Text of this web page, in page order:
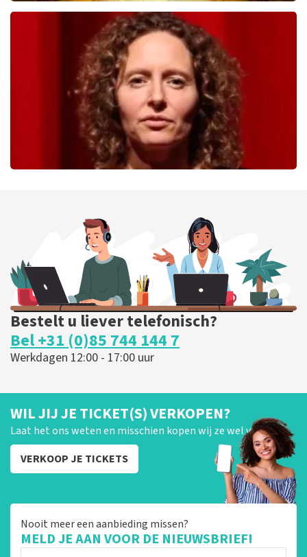
40 45 De Musical
laatste 30 minuten
BESTEL NU
BESTEL NU
Bestelt u liever telefonisch?
Bel +31 (0)85 744 144 7
Werkdagen 12:00 - 17:00 uur
WIL JIJ JE TICKET(S) VERKOPEN?
Laat het ons weten en misschien kopen wij ze wel van je!
VERKOOP JE TICKETS
Nooit meer een aanbieding missen?
MELD JE AAN VOOR DE NIEUWSBRIEF!